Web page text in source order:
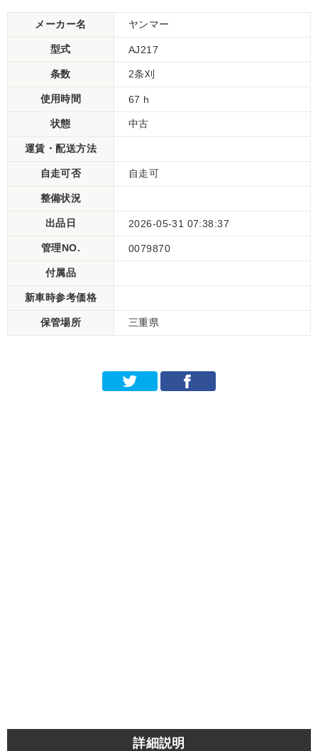
メーカー名 ヤンマー
型式 AJ217
条数 2条刈
使用時間 67 h
状態 中古
運賃・配送方法
自走可否 自走可
整備状況
出品日 2026-05-31 07:38:37
管理NO. 0079870
付属品
新車時参考価格
保管場所 三重県
詳細説明